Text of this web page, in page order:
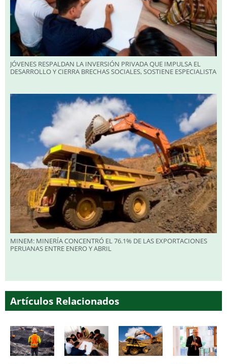
JÓVENES RESPALDAN LA INVERSIÓN PRIVADA QUE IMPULSA EL
DESARROLLO Y CIERRA BRECHAS SOCIALES, SOSTIENE ESPECIALISTA
MINEM: MINERÍA CONCENTRÓ EL 76.1% DE LAS EXPORTACIONES
PERUANAS ENTRE ENERO Y ABRIL
Artículos Relacionados